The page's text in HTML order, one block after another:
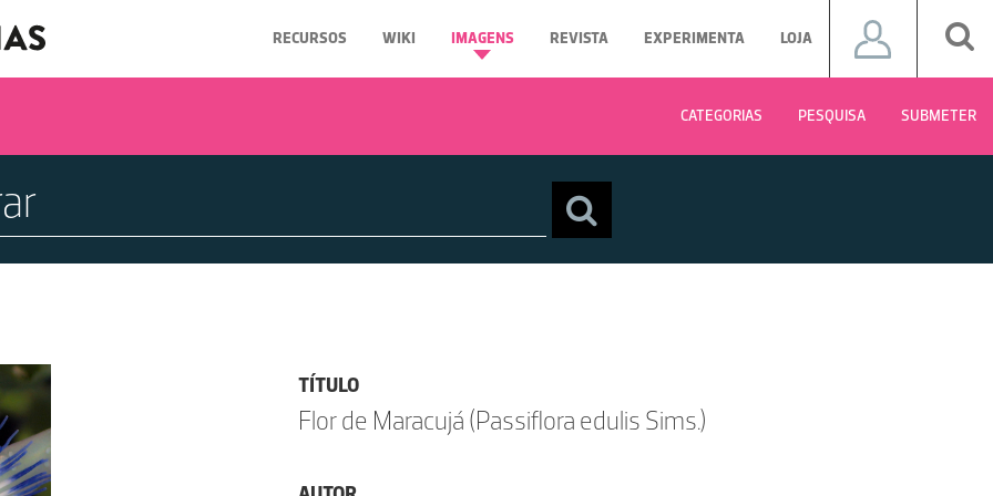
RECURSOS WIKI IMAGENS REVISTA EXPERIMENTA LOJA
CATEGORIAS PESQUISA SUBMETER
TÍTULO
Flor de Maracujá (Passiflora edulis Sims.)